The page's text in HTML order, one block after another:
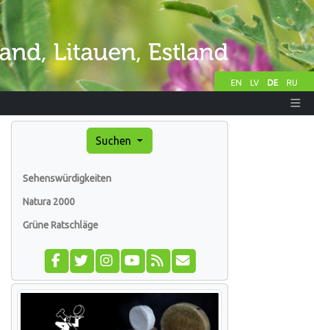
EN LV DE RU
Suchen
Sehenswürdigkeiten
Natura 2000
Grüne Ratschläge